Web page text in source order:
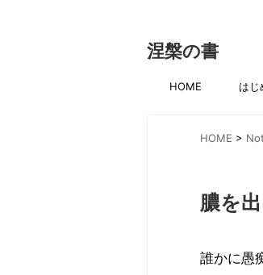
涅槃の書
HOME はじ
HOME >
膿を
誰かに愚